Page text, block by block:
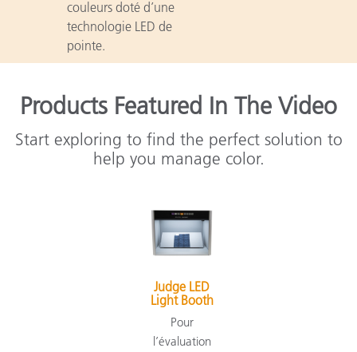
couleurs doté d’une
technologie LED de
pointe.
Products Featured In The Video
Start exploring to find the perfect solution to
help you manage color.
Judge LED
Light Booth
Pour
l’évaluation